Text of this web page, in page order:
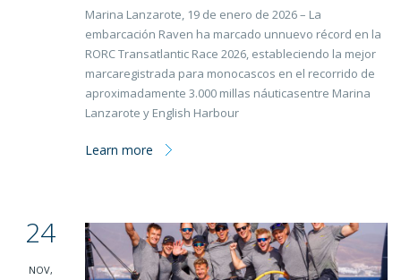
Marina Lanzarote, 19 de enero de 2026 – La
embarcación Raven ha marcado unnuevo récord en la
RORC Transatlantic Race 2026, estableciendo la mejor
marcaregistrada para monocascos en el recorrido de
aproximadamente 3.000 millas náuticasentre Marina
Lanzarote y English Harbour
Learn more
24
NOV,